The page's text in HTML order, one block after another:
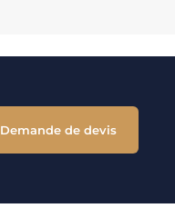
Demande de devis